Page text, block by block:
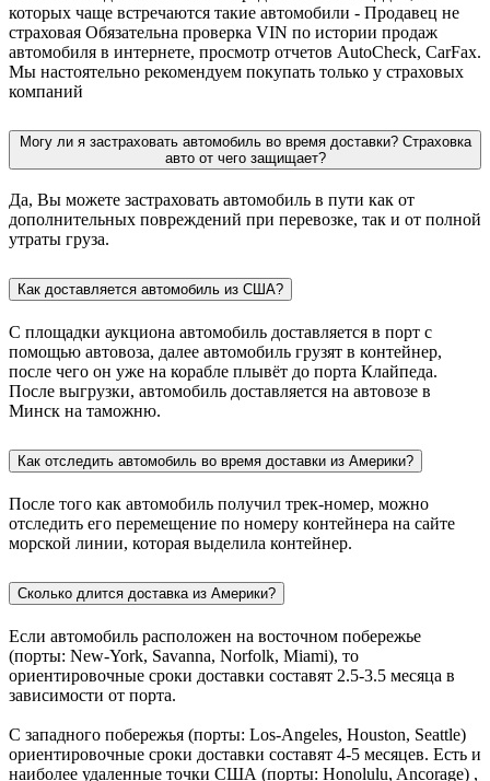
которых чаще встречаются такие автомобили - Продавец не
страховая Обязательна проверка VIN по истории продаж
автомобиля в интернете, просмотр отчетов AutoCheck, CarFax.
Мы настоятельно рекомендуем покупать только у страховых
компаний
Могу ли я застраховать автомобиль во время доставки? Страховка
авто от чего защищает?
Да, Вы можете застраховать автомобиль в пути как от
дополнительных повреждений при перевозке, так и от полной
утраты груза.
Как доставляется автомобиль из США?
С площадки аукциона автомобиль доставляется в порт с
помощью автовоза, далее автомобиль грузят в контейнер,
после чего он уже на корабле плывёт до порта Клайпеда.
После выгрузки, автомобиль доставляется на автовозе в
Минск на таможню.
Как отследить автомобиль во время доставки из Америки?
После того как автомобиль получил трек-номер, можно
отследить его перемещение по номеру контейнера на сайте
морской линии, которая выделила контейнер.
Сколько длится доставка из Америки?
Если автомобиль расположен на восточном побережье
(порты: New-York, Savanna, Norfolk, Miami), то
ориентировочные сроки доставки составят 2.5-3.5 месяца в
зависимости от порта.
С западного побережья (порты: Los-Angeles, Houston, Seattle)
ориентировочные сроки доставки составят 4-5 месяцев. Есть и
наиболее удаленные точки США (порты: Honolulu, Ancorage) ,